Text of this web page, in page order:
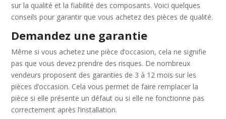
sur la qualité et la fiabilité des composants. Voici quelques
conseils pour garantir que vous achetez des pièces de qualité.
Demandez une garantie
Même si vous achetez une pièce d’occasion, cela ne signifie
pas que vous devez prendre des risques. De nombreux
vendeurs proposent des garanties de 3 à 12 mois sur les
pièces d’occasion. Cela vous permet de faire remplacer la
pièce si elle présente un défaut ou si elle ne fonctionne pas
correctement après l’installation.